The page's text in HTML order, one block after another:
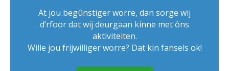
At jou begûnstiger worre, dan sorge wij
d’rfoor dat wij deurgaan kinne met ôns
aktiviteiten.
Wille jou frijwilliger worre? Dat kin fansels ok!